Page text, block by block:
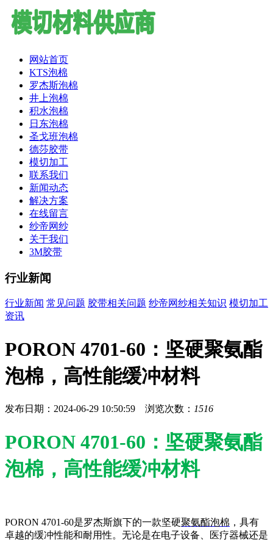
网站首页
KTS泡棉
罗杰斯泡棉
井上泡棉
积水泡棉
日东泡棉
圣戈班泡棉
德莎胶带
模切加工
联系我们
新闻动态
解决方案
在线留言
纱帝网纱
关于我们
3M胶带
行业新闻
行业新闻 常见问题 胶带相关问题 纱帝网纱相关知识 模切加工
资讯
PORON 4701-60：坚硬聚氨酯
泡棉，高性能缓冲材料
发布日期：2024-06-29 10:50:59 浏览次数： 1516
PORON 4701-60：坚硬聚氨酯
泡棉，高性能缓冲材料
PORON 4701-60是罗杰斯旗下的一款坚硬聚氨酯泡棉 ，具有
卓越的缓冲性能和耐用性。无论是在电子设备、医疗器械还是